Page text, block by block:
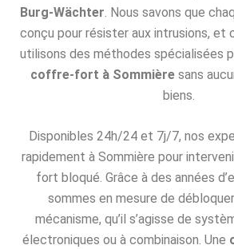
Burg-Wächter . Nous savons que
conçu pour résister aux intrusions, et
utilisons des méthodes spécialisées
coffre-fort à Sommière sans
biens.
Disponibles 24h/24 et 7j/7, nos
rapidement à Sommière pour
fort bloqué. Grâce à des années
sommes en mesure de
mécanisme, qu’il s’agisse de
électroniques ou à combinaison. Une